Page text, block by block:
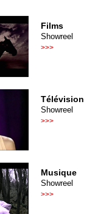
Films
Showreel
>>>
Télévision
Showreel
>>>
Musique
Showreel
>>>